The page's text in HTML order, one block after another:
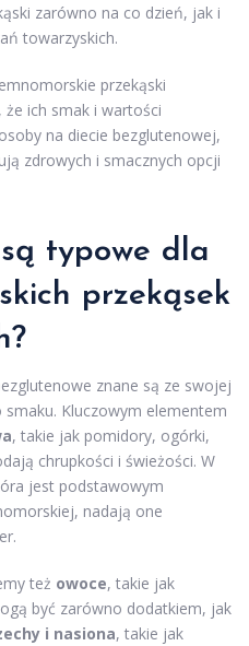
zarówno na co dzień, jak i
towarzyskich.
przekąski
że ich smak i wartości
na diecie bezglutenowej,
zdrowych i smacznych opcji
typowe dla
przekąsek
znane są ze swojej
Kluczowym elementem
, takie jak pomidory, ogórki,
chrupkości i świeżości. W
jest podstawowym
nadają one
też owoce, takie jak
być zarówno dodatkiem, jak
i nasiona, takie jak